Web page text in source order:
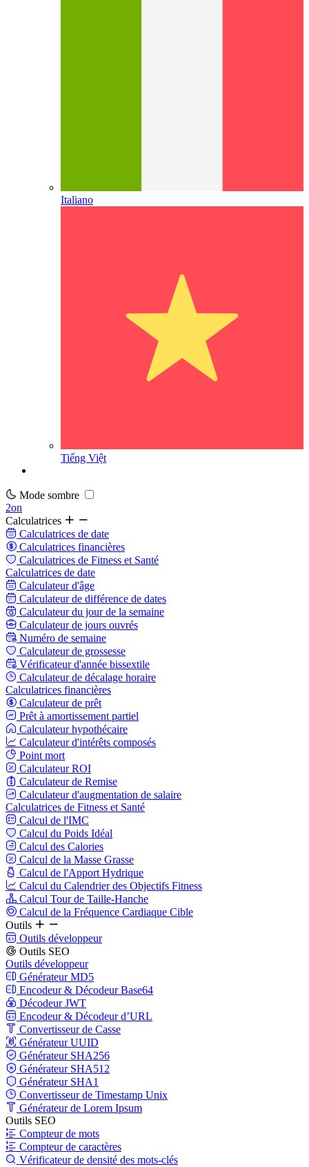
Italiano
Tiếng Việt
Mode sombre
2on
Calculatrices
Calculatrices de date
Calculatrices financières
Calculatrices de Fitness et Santé
Calculatrices de date
Calculateur d'âge
Calculateur de différence de dates
Calculateur du jour de la semaine
Calculateur de jours ouvrés
Numéro de semaine
Calculateur de grossesse
Vérificateur d'année bissextile
Calculateur de décalage horaire
Calculatrices financières
Calculateur de prêt
Prêt à amortissement partiel
Calculateur hypothécaire
Calculateur d'intérêts composés
Point mort
Calculateur ROI
Calculateur de Remise
Calculateur d'augmentation de salaire
Calculatrices de Fitness et Santé
Calcul de l'IMC
Calcul du Poids Idéal
Calcul des Calories
Calcul de la Masse Grasse
Calcul de l'Apport Hydrique
Calcul du Calendrier des Objectifs Fitness
Calcul Tour de Taille-Hanche
Calcul de la Fréquence Cardiaque Cible
Outils
Outils développeur
Outils SEO
Outils développeur
Générateur MD5
Encodeur & Décodeur Base64
Décodeur JWT
Encodeur & Décodeur d’URL
Convertisseur de Casse
Générateur UUID
Générateur SHA256
Générateur SHA512
Générateur SHA1
Convertisseur de Timestamp Unix
Générateur de Lorem Ipsum
Outils SEO
Compteur de mots
Compteur de caractères
Vérificateur de densité des mots-clés